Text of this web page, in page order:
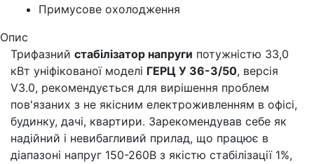
Примусове охолодження
Опис
Трифазний стабілізатор напруги потужністю 33,0
кВт уніфікованої моделі ГЕРЦ У 36-3/50, версія
V3.0, рекомендується для вирішення проблем
пов'язаних з не якісним електроживленням в офісі,
будинку, дачі, квартири. Зарекомендував себе як
надійний і невибагливий прилад, що працює в
діапазоні напруг 150-260В з якістю стабілізації 1%,